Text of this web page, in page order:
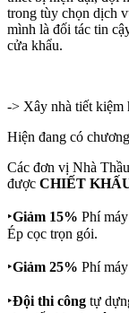
trong tùy chọn dịch
mình là đối tác tin
cửa khẩu.
-> Xây nhà tiết kiệm
Hiện đang có
Các đơn vị Nhà
được CHIẾT
‣Giảm 15% Phí
Ép cọc trọn gói.
‣Giảm 25% Phí
‣Đội thi công tự